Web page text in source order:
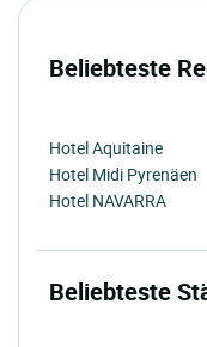
Beliebteste
Hotel Aquitaine
Hotel Midi Pyrenäen
Hotel NAVARRA
Beliebteste